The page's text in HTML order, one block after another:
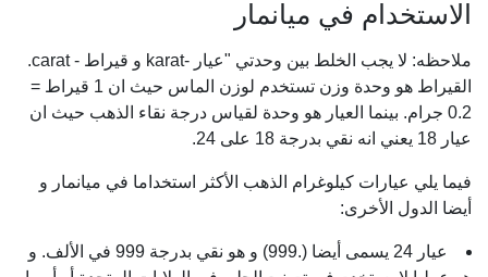
الاستخدام في ميانمار
ملاحظه: لا يجب الخلط بين وحدتي "عيار -karat و قيراط - carat.
القيراط هو وحدة وزن تستخدم لوزن الماس حيث ان 1 قيراط =
0.2 جرام. بينما العيار هو وحدة لقياس درجة نقاء الذهب حيث ان
عيار 18 يعني انه نقي بدرجة 18 على 24.
فيما يلي عيارات كيلوغرام الذهب الأكثر استخداما في ميانمار و
أيضا الدول الأخرى:
عيار 24 يسمى أيضا (.999) و هو نقي بدرجة 999 في الألف. و